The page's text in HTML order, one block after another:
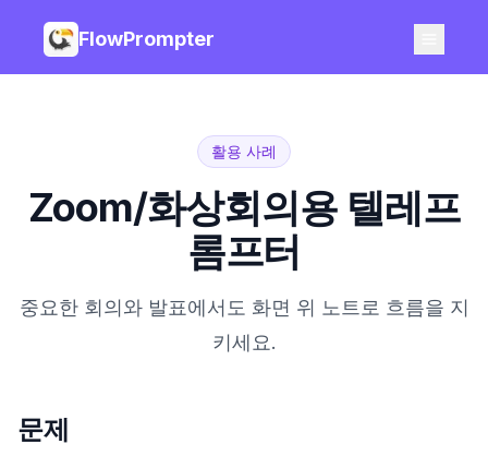
FlowPrompter
활용 사례
Zoom/화상회의용 텔레프
롬프터
중요한 회의와 발표에서도 화면 위 노트로 흐름을 지
키세요.
문제